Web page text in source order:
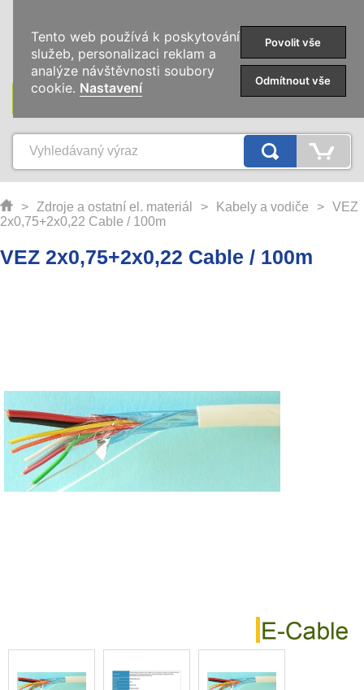
KATEGORIE
> Zdroje a ostatní el. materiál > Kabely a vodiče > VEZ
2x0,75+2x0,22 Cable / 100m
VEZ 2x0,75+2x0,22 Cable / 100m
Tento web používá k poskytování
služeb, personalizaci reklam a
analýze návštěvnosti soubory
cookie. Nastavení
Povolit vše
Odmítnout vše